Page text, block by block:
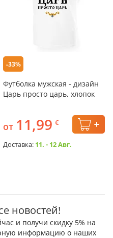
-33%
Футболка мужская - дизайн
Царь просто царь, хлопок
от 11,99 €
Доставка: 11. - 12 Авг.
новостей!
и получи скидку 5% на
информацию о наших